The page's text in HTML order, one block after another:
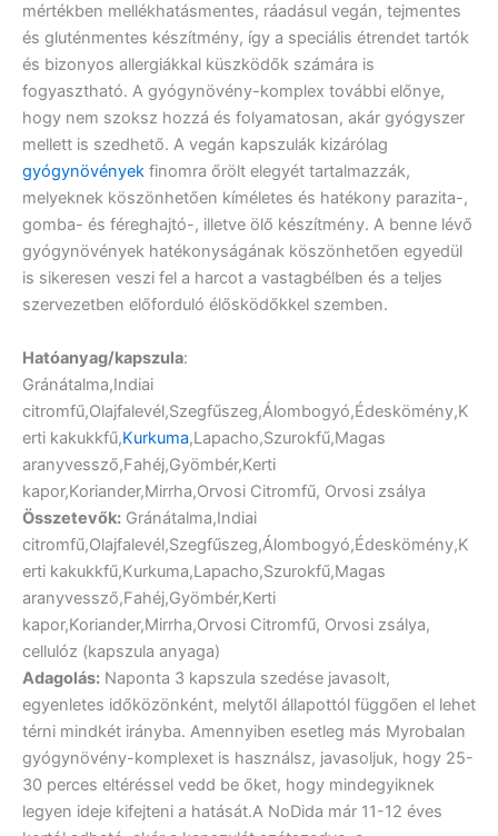
mértékben mellékhatásmentes, ráadásul vegán, tejmentes
és gluténmentes készítmény, így a speciális étrendet tartók
és bizonyos allergiákkal küszködők számára is
fogyasztható. A gyógynövény-komplex további előnye,
hogy nem szoksz hozzá és folyamatosan, akár gyógyszer
mellett is szedhető. A vegán kapszulák kizárólag
gyógynövények finomra őrölt elegyét tartalmazzák,
melyeknek köszönhetően kíméletes és hatékony parazita-,
gomba- és féreghajtó-, illetve ölő készítmény. A benne lévő
gyógynövények hatékonyságának köszönhetően egyedül
is sikeresen veszi fel a harcot a vastagbélben és a teljes
szervezetben előforduló élősködőkkel szemben.
Hatóanyag/kapszula:
Gránátalma,Indiai
citromfű,Olajfalevél,Szegfűszeg,Álombogyó,Édeskömény,K
erti kakukkfű,Kurkuma,Lapacho,Szurokfű,Magas
aranyvessző,Fahéj,Gyömbér,Kerti
kapor,Koriander,Mirrha,Orvosi Citromfű, Orvosi zsálya
Összetevők: Gránátalma,Indiai
citromfű,Olajfalevél,Szegfűszeg,Álombogyó,Édeskömény,K
erti kakukkfű,Kurkuma,Lapacho,Szurokfű,Magas
aranyvessző,Fahéj,Gyömbér,Kerti
kapor,Koriander,Mirrha,Orvosi Citromfű, Orvosi zsálya,
cellulóz (kapszula anyaga)
Adagolás: Naponta 3 kapszula szedése javasolt,
egyenletes időközönként, melytől állapottól függően el lehet
térni mindkét irányba. Amennyiben esetleg más Myrobalan
gyógynövény-komplexet is használsz, javasoljuk, hogy 25-
30 perces eltéréssel vedd be őket, hogy mindegyiknek
legyen ideje kifejteni a hatását.A NoDida már 11-12 éves